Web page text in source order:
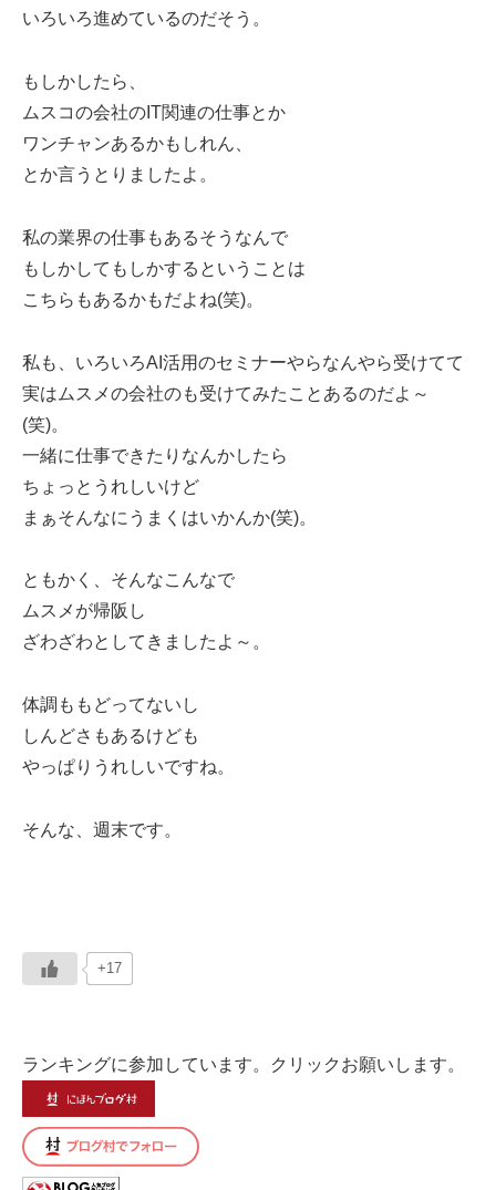
いろいろ進めているのだそう。
もしかしたら、
ムスコの会社のIT関連の仕事とか
ワンチャンあるかもしれん、
とか言うとりましたよ。
私の業界の仕事もあるそうなんで
もしかしてもしかするということは
こちらもあるかもだよね(笑)。
私も、いろいろAI活用のセミナーやらなんやら受けてて
実はムスメの会社のも受けてみたことあるのだよ～
(笑)。
一緒に仕事できたりなんかしたら
ちょっとうれしいけど
まぁそんなにうまくはいかんか(笑)。
ともかく、そんなこんなで
ムスメが帰阪し
ざわざわとしてきましたよ～。
体調ももどってないし
しんどさもあるけども
やっぱりうれしいですね。
そんな、週末です。
+17
ランキングに参加しています。クリックお願いします。